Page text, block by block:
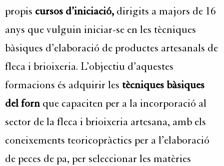
propis cursos d’iniciació, dirigits a majors de 16
anys que vulguin iniciar-se en les tècniques
bàsiques d’elaboració de productes artesanals de
fleca i brioixeria. L’objectiu d’aquestes
formacions és adquirir les tècniques bàsiques
del forn que capaciten per a la incorporació al
sector de la fleca i brioixeria artesana, amb els
coneixements teoricopràctics per a l’elaboració
de peces de pa, per seleccionar les matèries